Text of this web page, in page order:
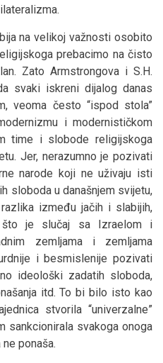
na velikoj važnosti osobito
prebacimo na čisto
Zato Armstrongova i S.H.
svaki iskreni dijalog danas
veoma često “ispod stola”
i modernističkom
time i slobode religijskoga
Jer, nerazumno je pozivati
narode koji ne uživaju isti
sloboda u današnjem svijetu,
između jačih i slabijih,
što je slučaj sa Izraelom i
zemljama i zemljama
i besmislenije pozivati
ideološki zadatih sloboda,
itd. To bi bilo isto kao
stvorila “univerzalne”
sankcionirala svakoga onoga
ponaša.